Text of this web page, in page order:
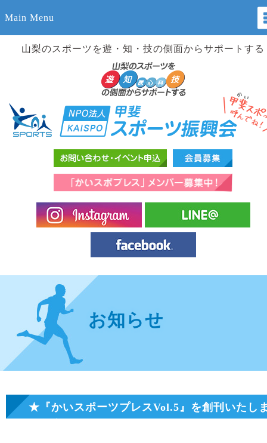
Main Menu
山梨のスポーツを遊・知・技の側面からサポートする
お知らせ
★『かいスポーツプレスVol.5』を創刊いたし